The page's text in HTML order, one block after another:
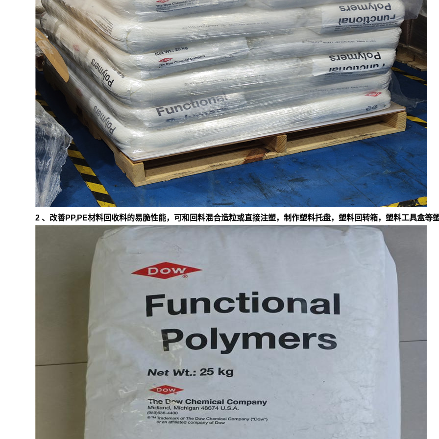
2 、改善PP,PE材料回收料的易脆性能，可和回料混合造粒或直接注塑，制作塑料托盘，塑料回转箱，塑料工具盒等塑